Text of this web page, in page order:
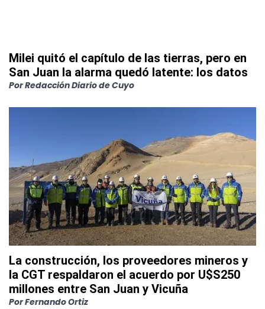
Milei quitó el capítulo de las tierras, pero en
San Juan la alarma quedó latente: los datos
PorRedacción Diario de Cuyo
La construcción, los proveedores mineros y
la CGT respaldaron el acuerdo por U$S250
millones entre San Juan y Vicuña
PorFernando Ortiz